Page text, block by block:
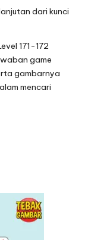
dari kunci
171-172
game
gambarnya
mencari